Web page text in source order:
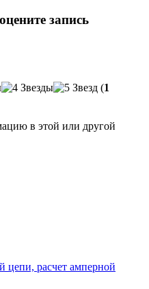
запись
(1
в этой или другой
цепи, расчет амперной